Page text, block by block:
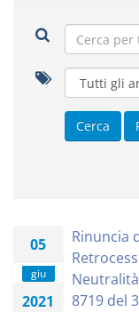
05
giu
2021
Rinuncia
Neutralità
8719 del